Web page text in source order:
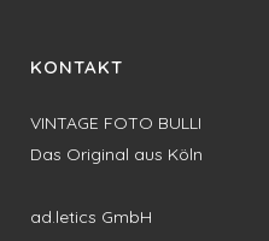
KONTAKT
VINTAGE FOTO BULLI
Das Original aus Köln
ad.letics GmbH